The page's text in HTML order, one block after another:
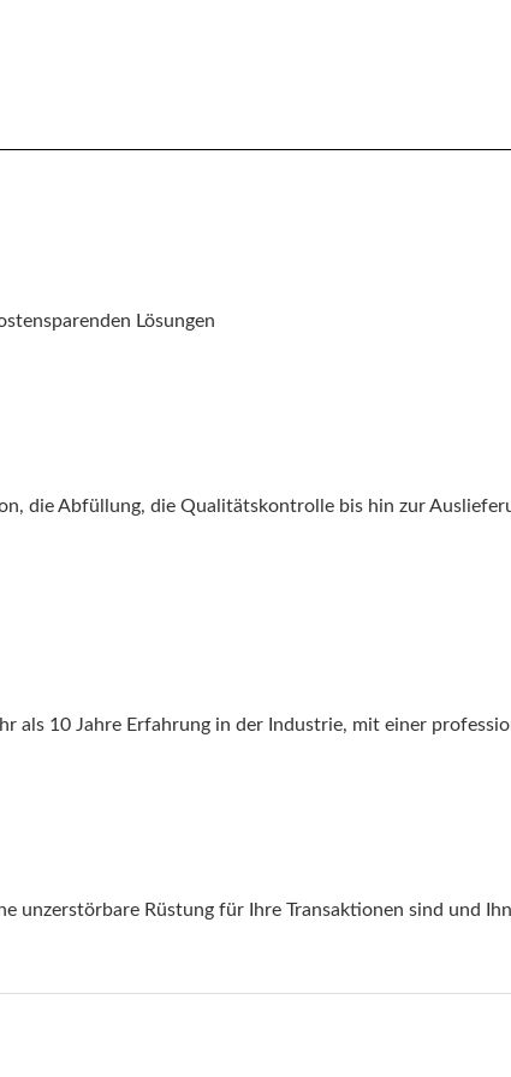
Lösungen
die Abfüllung, die Qualitätskontrolle bis hin zur
als 10 Jahre Erfahrung in der Industrie, mit einer
unzerstörbare Rüstung für Ihre Transaktionen sind und